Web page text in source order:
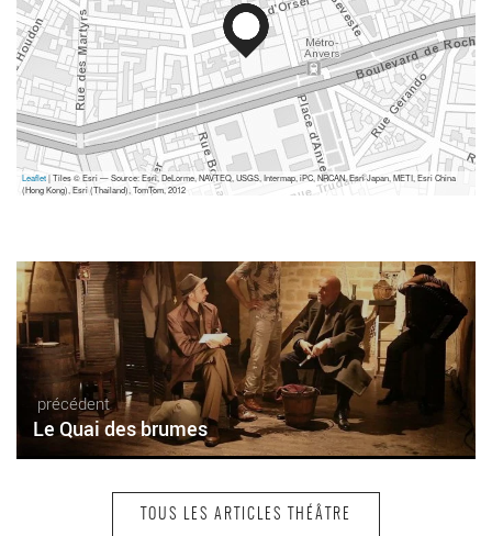
Leaflet| Tiles © Esri — Source: Esri, DeLorme, NAVTEQ, USGS, Intermap, iPC, NRCAN, Esri Japan, METI, Esri China
(Hong Kong), Esri (Thailand), TomTom, 2012
précédent
Le Quai des brumes
TOUS LES ARTICLES THÉÂTRE